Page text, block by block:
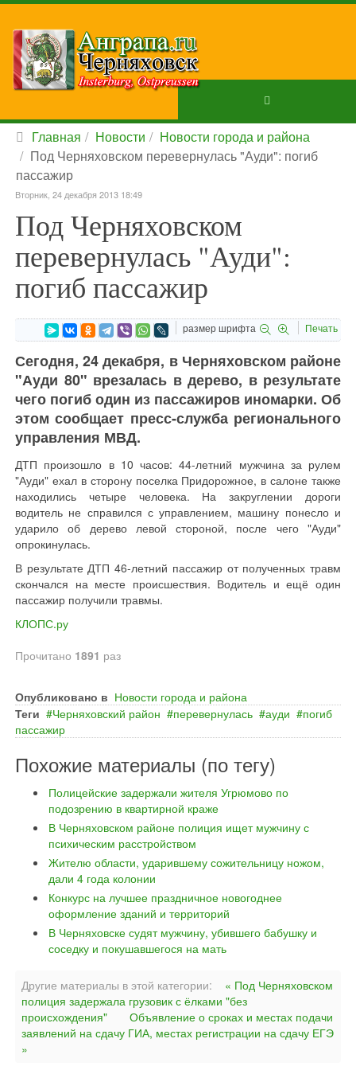
Главная Новости
Новости города и района
Под Черняховском перевернулась "Ауди": погиб
пассажир
Вторник, 24 декабря 2013 18:49
Под Черняховском
перевернулась "Ауди":
погиб пассажир
размер шрифта Печать
Сегодня, 24 декабря, в Черняховском районе
"Ауди 80" врезалась в дерево, в результате
чего погиб один из пассажиров иномарки. Об
этом сообщает пресс-служба регионального
управления МВД.
ДТП произошло в 10 часов: 44-летний мужчина за рулем
"Ауди" ехал в сторону поселка Придорожное, в салоне также
находились четыре человека. На закруглении дороги
водитель не справился с управлением, машину понесло и
ударило об дерево левой стороной, после чего "Ауди"
опрокинулась.
В результате ДТП 46-летний пассажир от полученных травм
скончался на месте происшествия. Водитель и ещё один
пассажир получили травмы.
КЛОПС.ру
Прочитано 1891 раз
Опубликовано в Новости города и района
Теги
Черняховский район перевернулась ауди
погиб
пассажир
Похожие материалы (по тегу)
Полицейские задержали жителя Угрюмово по
подозрению в квартирной краже
В Черняховском районе полиция ищет мужчину с
психическим расстройством
Жителю области, ударившему сожительницу ножом,
дали 4 года колонии
Конкурс на лучшее праздничное новогоднее
оформление зданий и территорий
В Черняховске судят мужчину, убившего бабушку и
соседку и покушавшегося на мать
Другие материалы в этой категории:
« Под Черняховском
полиция задержала грузовик с ёлками "без
происхождения"
Объявление о сроках и местах подачи
заявлений на сдачу ГИА, местах регистрации на сдачу ЕГЭ
»